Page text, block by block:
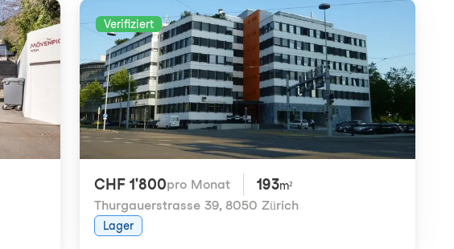
Verifiziert
CHF 1'800pro Monat 193m²
Thurgauerstrasse 39, 8050 Zürich
Lager